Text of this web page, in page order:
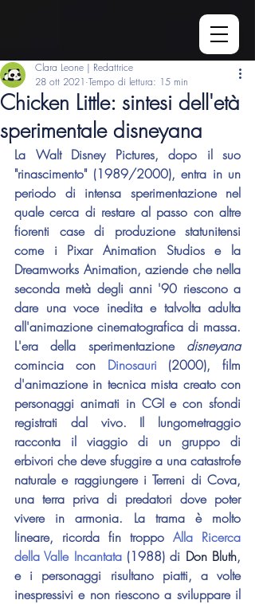
Chicken Little: sintesi dell'età
sperimentale disneyana
Clara Leone | Redattrice
28 ott 2021 Tempo di lettura: 15 min
La Walt Disney Pictures, dopo il suo
"rinascimento" (1989/2000), entra in un
periodo di intensa sperimentazione nel
quale cerca di restare al passo con altre
fiorenti case di produzione statunitensi
come i Pixar Animation Studios e la
Dreamworks Animation, aziende che nella
seconda metà degli anni '90 riescono a
dare una voce inedita e talvolta adulta
all'animazione cinematografica di massa.
L'era della sperimentazione disneyana
comincia con Dinosauri (2000), film
d'animazione in tecnica mista creato con
personaggi animati in CGI e con sfondi
registrati dal vivo. Il lungometraggio
racconta il viaggio di un gruppo di
erbivori che deve sfuggire a una catastrofe
naturale e raggiungere i Terreni di Cova,
una terra priva di predatori dove poter
vivere in armonia. La trama è molto
lineare, ricorda fin troppo Alla Ricerca
della Valle Incantata (1988) di Don Bluth,
e i personaggi risultano piatti, a volte
inespressivi e non riescono a sviluppare il